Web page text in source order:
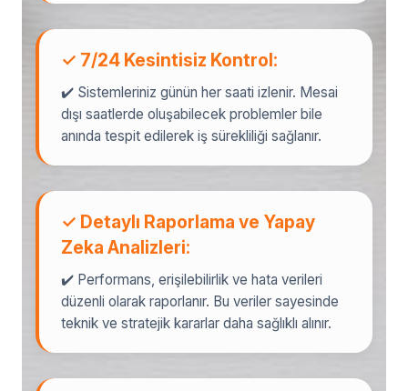
✓ 7/24 Kesintisiz Kontrol:
✔️ Sistemleriniz günün her saati izlenir. Mesai
dışı saatlerde oluşabilecek problemler bile
anında tespit edilerek iş sürekliliği sağlanır.
✓ Detaylı Raporlama ve Yapay
Zeka Analizleri:
✔️ Performans, erişilebilirlik ve hata verileri
düzenli olarak raporlanır. Bu veriler sayesinde
teknik ve stratejik kararlar daha sağlıklı alınır.